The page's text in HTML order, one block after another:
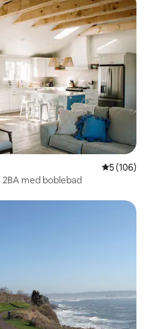
5 ud af 5 i
5 (106)
2BA med boblebad